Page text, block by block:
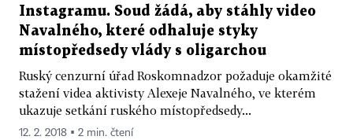
Instagramu. Soud žádá, aby stáhly video
Navalného, které odhaluje styky
místopředsedy vlády s oligarchou
Ruský cenzurní úřad Roskomnadzor požaduje okamžité
stažení videa aktivisty Alexeje Navalného, ve kterém
ukazuje setkání ruského místopředsedy...
12. 2. 2018 ▪ 2 min. čtení